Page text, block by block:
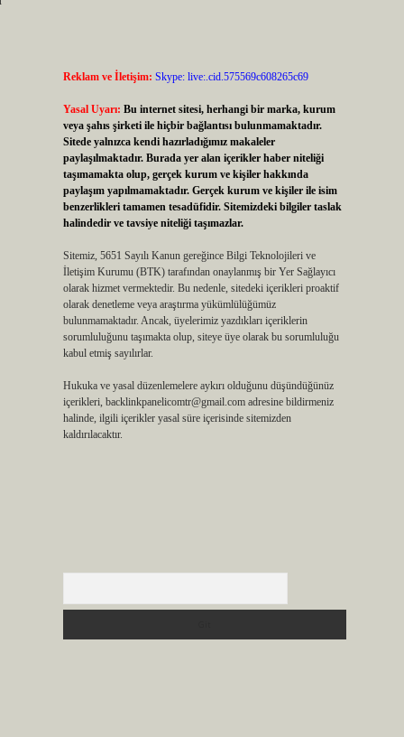
Reklam ve İletişim: Skype: live:.cid.575569c608265c69
Yasal Uyarı: Bu internet sitesi, herhangi bir marka, kurum
veya şahıs şirketi ile hiçbir bağlantısı bulunmamaktadır.
Sitede yalnızca kendi hazırladığımız makaleler
paylaşılmaktadır. Burada yer alan içerikler haber niteliği
taşımamakta olup, gerçek kurum ve kişiler hakkında
paylaşım yapılmamaktadır. Gerçek kurum ve kişiler ile isim
benzerlikleri tamamen tesadüfidir. Sitemizdeki bilgiler taslak
halindedir ve tavsiye niteliği taşımazlar.
Sitemiz, 5651 Sayılı Kanun gereğince Bilgi Teknolojileri ve
İletişim Kurumu (BTK) tarafından onaylanmış bir Yer Sağlayıcı
olarak hizmet vermektedir. Bu nedenle, sitedeki içerikleri proaktif
olarak denetleme veya araştırma yükümlülüğümüz
bulunmamaktadır. Ancak, üyelerimiz yazdıkları içeriklerin
sorumluluğunu taşımakta olup, siteye üye olarak bu sorumluluğu
kabul etmiş sayılırlar.
Hukuka ve yasal düzenlemelere aykırı olduğunu düşündüğünüz
içerikleri, backlinkpanelicomtr@gmail.comadresine bildirmeniz
halinde, ilgili içerikler yasal süre içerisinde sitemizden
kaldırılacaktır.